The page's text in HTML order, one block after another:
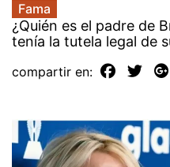
Fama
¿Quién es el padre de
tenía la tutela legal de
compartir en: